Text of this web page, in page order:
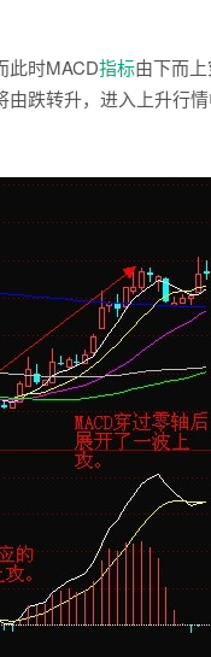
时MACD指标由下而
跌转升，进入上升行